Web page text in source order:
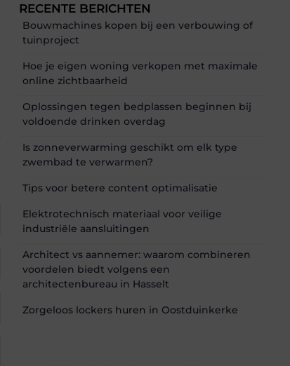
RECENTE BERICHTEN
Bouwmachines kopen bij een verbouwing of
tuinproject
Hoe je eigen woning verkopen met maximale
online zichtbaarheid
Oplossingen tegen bedplassen beginnen bij
voldoende drinken overdag
Is zonneverwarming geschikt om elk type
zwembad te verwarmen?
Tips voor betere content optimalisatie
Elektrotechnisch materiaal voor veilige
industriële aansluitingen
Architect vs aannemer: waarom combineren
voordelen biedt volgens een
architectenbureau in Hasselt
Zorgeloos lockers huren in Oostduinkerke